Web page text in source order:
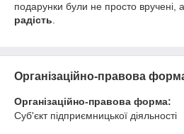
подарунки були не просто вручені, а
радість
Організаційно-правова
Організаційно-правова форма:
Суб'єкт підприємницької діяльності